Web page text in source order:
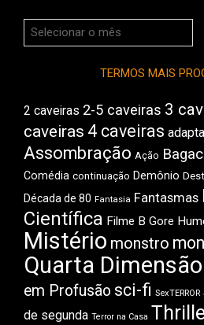
Arquivos
do
TERMOS MAIS
2 caveiras 2-5 caveiras 3
caveiras 4 caveiras
Assombração Ação
Comédia continuação Demônio
Década de 80 Fantasia Fantasmas
Científica Filme B Gore
Mistério monstro
Quarta Dimensão
em Profusão sci-fi SexTERROR
de segunda Terror na Casa